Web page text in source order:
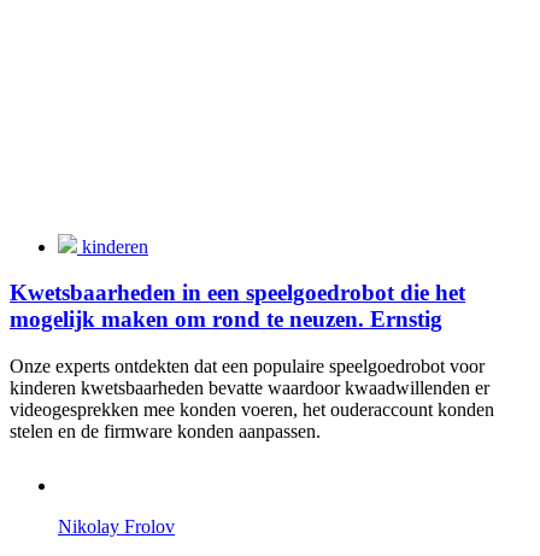
kinderen
Kwetsbaarheden in een speelgoedrobot die het
mogelijk maken om rond te neuzen. Ernstig
Onze experts ontdekten dat een populaire speelgoedrobot voor
kinderen kwetsbaarheden bevatte waardoor kwaadwillenden er
videogesprekken mee konden voeren, het ouderaccount konden
stelen en de firmware konden aanpassen.
Nikolay Frolov